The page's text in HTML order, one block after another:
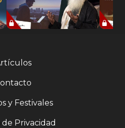
si la traducción
es un gran reto traducir la
místico, hacemos lo
y Festivales
Privacidad